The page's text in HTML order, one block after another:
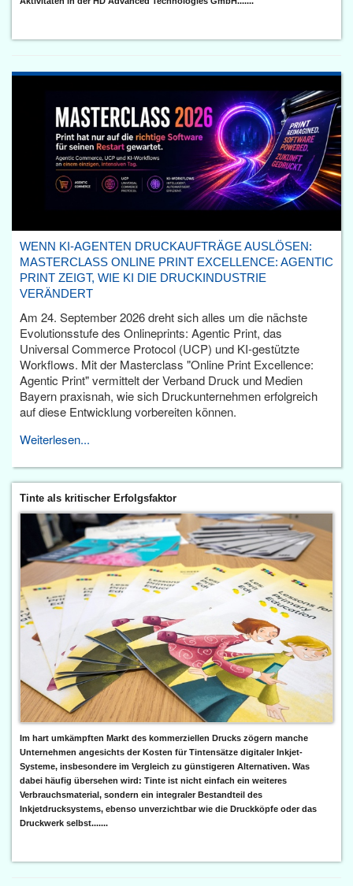
WENN KI-AGENTEN DRUCKAUFTRÄGE AUSLÖSEN:
MASTERCLASS ONLINE PRINT EXCELLENCE: AGENTIC
PRINT ZEIGT, WIE KI DIE DRUCKINDUSTRIE
VERÄNDERT
Am 24. September 2026 dreht sich alles um die nächste
Evolutionsstufe des Onlineprints: Agentic Print, das
Universal Commerce Protocol (UCP) und KI-gestützte
Workflows. Mit der Masterclass "Online Print Excellence:
Agentic Print" vermittelt der Verband Druck und Medien
Bayern praxisnah, wie sich Druckunternehmen erfolgreich
auf diese Entwicklung vorbereiten können.
Weiterlesen...
Tinte als kritischer Erfolgsfaktor
Im hart umkämpften Markt des kommerziellen Drucks zögern manche
Unternehmen angesichts der Kosten für Tintensätze digitaler Inkjet-
Systeme, insbesondere im Vergleich zu günstigeren Alternativen. Was
dabei häufig übersehen wird: Tinte ist nicht einfach ein weiteres
Verbrauchsmaterial, sondern ein integraler Bestandteil des
Inkjetdrucksystems, ebenso unverzichtbar wie die Druckköpfe oder das
Druckwerk selbst.......